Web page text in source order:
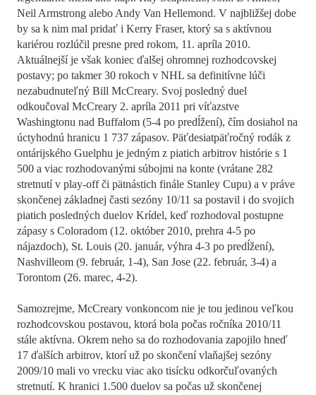
Neil Armstrong alebo Andy Van Hellemond. V najbližšej dobe
by sa k nim mal pridať i Kerry Fraser, ktorý sa s aktívnou
kariérou rozlúčil presne pred rokom, 11. apríla 2010.
Aktuálnejší je však koniec ďalšej ohromnej rozhodcovskej
postavy; po takmer 30 rokoch v NHL sa definitívne lúči
nezabudnuteľný Bill McCreary. Svoj posledný duel
odkoučoval McCreary 2. apríla 2011 pri víťazstve
Washingtonu nad Buffalom (5-4 po predĺžení), čím dosiahol na
úctyhodnú hranicu 1 737 zápasov. Päťdesiatpäťročný rodák z
ontárijského Guelphu je jedným z piatich arbitrov histórie s 1
500 a viac rozhodovanými súbojmi na konte (vrátane 282
stretnutí v play-off či pätnástich finále Stanley Cupu) a v práve
skončenej základnej časti sezóny 10/11 sa postavil i do svojich
piatich posledných duelov Krídel, keď rozhodoval postupne
zápasy s Coloradom (12. október 2010, prehra 4-5 po
nájazdoch), St. Louis (20. január, výhra 4-3 po predĺžení),
Nashvilleom (9. február, 1-4), San Jose (22. február, 3-4) a
Torontom (26. marec, 4-2).
Samozrejme, McCreary vonkoncom nie je tou jedinou veľkou
rozhodcovskou postavou, ktorá bola počas ročníka 2010/11
stále aktívna. Okrem neho sa do rozhodovania zapojilo hneď
17 ďalších arbitrov, ktorí už po skončení vlaňajšej sezóny
2009/10 mali vo vrecku viac ako tisícku odkorčuľovaných
stretnutí. K hranici 1.500 duelov sa počas už skončenej